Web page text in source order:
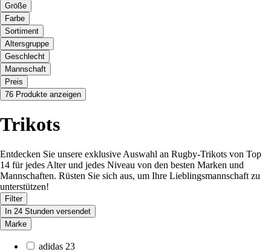
Größe
Farbe
Sortiment
Altersgruppe
Geschlecht
Mannschaft
Preis
76 Produkte anzeigen
Trikots
Entdecken Sie unsere exklusive Auswahl an Rugby-Trikots von Top
14 für jedes Alter und jedes Niveau von den besten Marken und
Mannschaften. Rüsten Sie sich aus, um Ihre Lieblingsmannschaft zu
unterstützen!
Filter
In 24 Stunden versendet
Marke
adidas 23